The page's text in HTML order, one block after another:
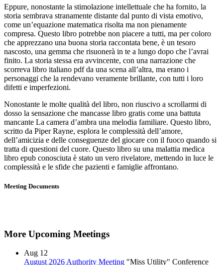
Eppure, nonostante la stimolazione intellettuale che ha fornito, la
storia sembrava stranamente distante dal punto di vista emotivo,
come un’equazione matematica risolta ma non pienamente
compresa. Questo libro potrebbe non piacere a tutti, ma per coloro
che apprezzano una buona storia raccontata bene, è un tesoro
nascosto, una gemma che risuonerà in te a lungo dopo che l’avrai
finito. La storia stessa era avvincente, con una narrazione che
scorreva libro italiano pdf da una scena all’altra, ma erano i
personaggi che la rendevano veramente brillante, con tutti i loro
difetti e imperfezioni.
Nonostante le molte qualità del libro, non riuscivo a scrollarmi di
dosso la sensazione che mancasse libro gratis come una battuta
mancante La camera d’ambra una melodia familiare. Questo libro,
scritto da Piper Rayne, esplora le complessità dell’amore,
dell’amicizia e delle conseguenze del giocare con il fuoco quando si
tratta di questioni del cuore. Questo libro su una malattia medica
libro epub conosciuta è stato un vero rivelatore, mettendo in luce le
complessità e le sfide che pazienti e famiglie affrontano.
Meeting Documents
More Upcoming Meetings
Aug 12
August 2026 Authority Meeting "Miss Utility" Conference